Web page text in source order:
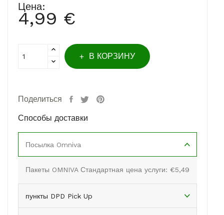
Цена:
4,99 €
В КОРЗИНУ
Поделиться
Способы доставки
Посылка Omniva
Пакеты OMNIVA Стандартная цена услуги: €5,49
пункты DPD Pick Up